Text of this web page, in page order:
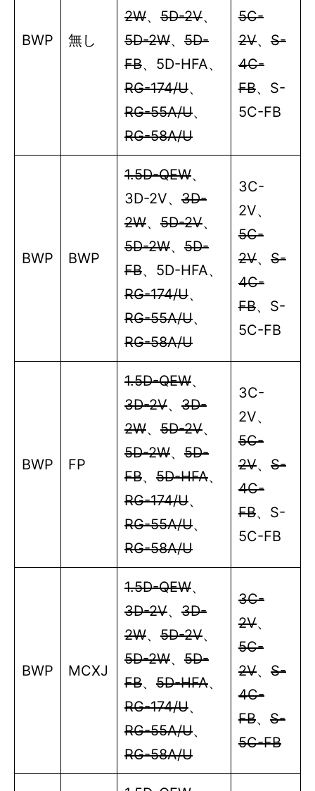
BWP 無し
2W、 5D-2V、
5D-2W、 5D-
FB、 5D-HFA、
RG-174/U、
RG-55A/U、
RG-58A/U
5C-
2V、 S-
4C-
FB、 S-
5C-FB
BWP BWP
1.5D-QEW、
3D-2V、 3D-
2W、 5D-2V、
5D-2W、 5D-
FB、 5D-HFA、
RG-174/U、
RG-55A/U、
RG-58A/U
3C-
2V、
5C-
2V、 S-
4C-
FB、 S-
5C-FB
BWP FP
1.5D-QEW、
3D-2V、 3D-
2W、 5D-2V、
5D-2W、 5D-
FB、 5D-HFA、
RG-174/U、
RG-55A/U、
RG-58A/U
3C-
2V、
5C-
2V、 S-
4C-
FB、 S-
5C-FB
BWP MCXJ
1.5D-QEW、
3D-2V、 3D-
2W、 5D-2V、
5D-2W、 5D-
FB、 5D-HFA、
RG-174/U、
RG-55A/U、
RG-58A/U
3C-
2V、
5C-
2V、 S-
4C-
FB、 S-
5C-FB